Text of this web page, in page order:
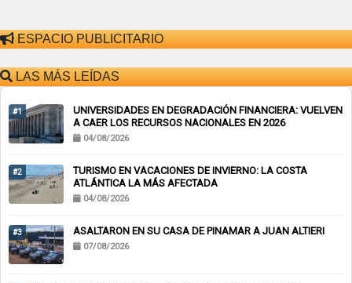
ESPACIO PUBLICITARIO
LAS MÁS LEÍDAS
#1
UNIVERSIDADES EN DEGRADACIÓN FINANCIERA: VUELVEN
A CAER LOS RECURSOS NACIONALES EN 2026
04/08/2026
#2
TURISMO EN VACACIONES DE INVIERNO: LA COSTA
ATLÁNTICA LA MÁS AFECTADA
04/08/2026
#3 ASALTARON EN SU CASA DE PINAMAR A JUAN ALTIERI
07/08/2026